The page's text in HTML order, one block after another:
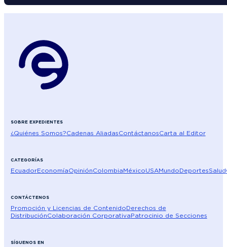
SOBRE EXPEDIENTES
¿Quiénes Somos?Cadenas AliadasContáctanosCarta al Editor
CATEGORÍAS
EcuadorEconomíaOpiniónColombiaMéxicoUSAMundoDeportesSalud
CONTÁCTENOS
Promoción y Licencias de ContenidoDerechos de
DistribuciónColaboración CorporativaPatrocinio de Secciones
SÍGUENOS EN